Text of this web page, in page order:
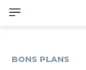
BONS PLANS